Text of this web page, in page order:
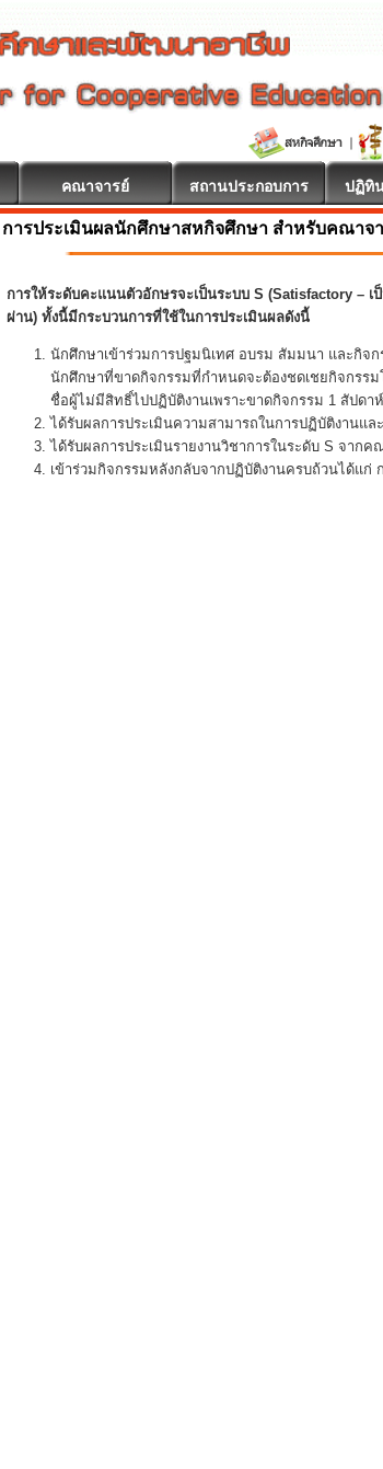
คณาจารย์ สถานประกอบการ ปฏิทิ
การประเมินผลนักศึกษาสหกิจศึกษา สำหรับคณาจ
การให้ระดับคะแนนตัวอักษรจะเป็นระบบ S (Satisfactory –
ผ่าน) ทั้งนี้มีกระบวนการที่ใช้ในการประเมินผลดังนี้
นักศึกษาเข้าร่วมการปฐมนิเทศ อบรม สัมมนา และกิ
นักศึกษาที่ขาดกิจกรรมที่กำหนดจะต้องชดเชยกิจกรร
ชื่อผู้ไม่มีสิทธิ์ไปปฏิบัติงานเพราะขาดกิจกรรม 1 สัปดา
ได้รับผลการประเมินความสามารถในการปฏิบัติงานแ
ได้รับผลการประเมินรายงานวิชาการในระดับ S จากค
เข้าร่วมกิจกรรมหลังกลับจากปฏิบัติงานครบถ้วนได้แ